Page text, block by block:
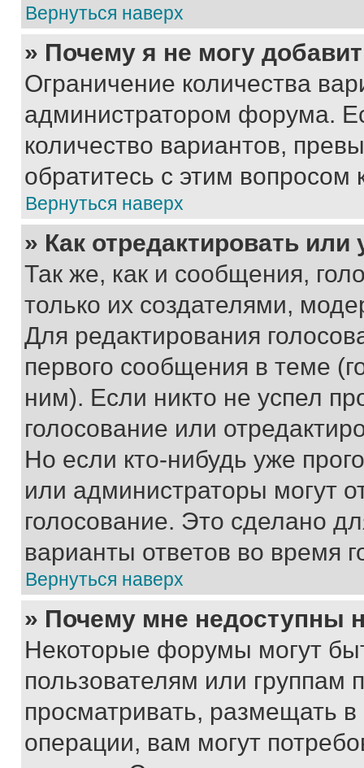
Вернуться наверх
» Почему я не могу
Ограничение количества
администратором форума.
количество вариантов,
обратитесь с этим вопросом
Вернуться наверх
» Как отредактировать
Так же, как и сообщения,
только их создателями,
Для редактирования
первого сообщения в теме
ним). Если никто не успел
голосование или
Но если кто-нибудь уже
или администраторы могут
голосование. Это сделано
варианты ответов во время
Вернуться наверх
» Почему мне недоступны
Некоторые форумы могут
пользователям или группам
просматривать, размещать
операции, вам могут